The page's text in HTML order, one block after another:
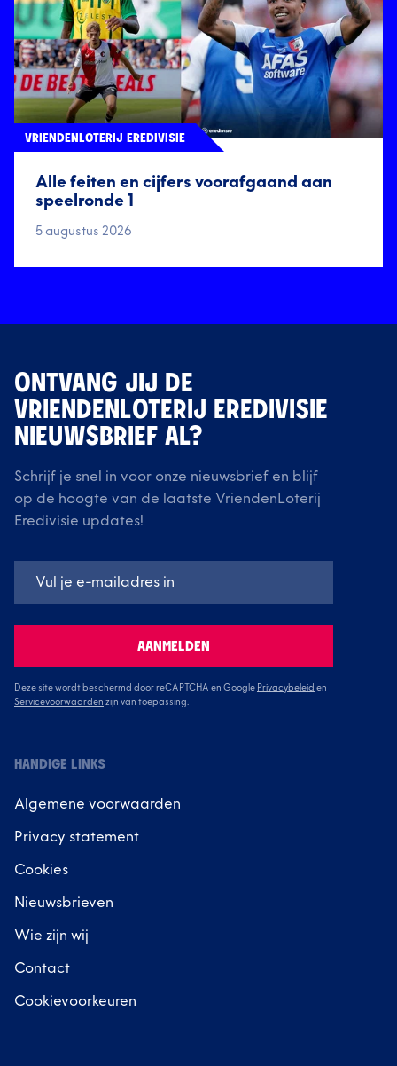
Alle feiten en cijfers voorafgaand aan
speelronde 1
VRIENDENLOTERIJ EREDIVISIE
5 augustus 2026
ONTVANG JIJ DE
VRIENDENLOTERIJ EREDIVISIE
NIEUWSBRIEF AL?
Schrijf je snel in voor onze nieuwsbrief en blijf
op de hoogte van de laatste VriendenLoterij
Eredivisie updates!
AANMELDEN
Deze site wordt beschermd door reCAPTCHA en Google Privacybeleid en
Servicevoorwaarden zijn van toepassing.
HANDIGE LINKS
Algemene voorwaarden
Privacy statement
Cookies
Nieuwsbrieven
Wie zijn wij
Contact
Cookievoorkeuren